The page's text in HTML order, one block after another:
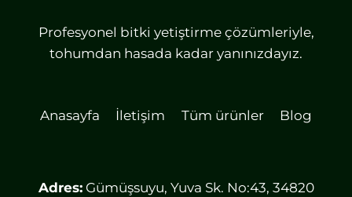
Profesyonel bitki yetiştirme çözümleriyle,
tohumdan hasada kadar yanınızdayız.
Anasayfa İletişim Tüm ürünler Blog
Adres:Gümüşsuyu, Yuva Sk. No:43, 34820